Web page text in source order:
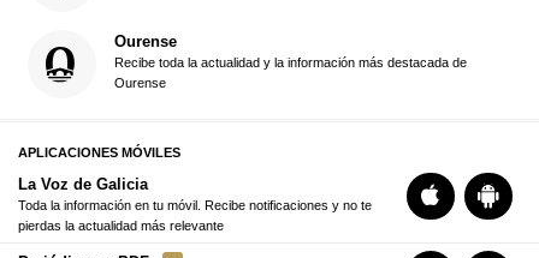
Ourense
Recibe toda la actualidad y la información más destacada de
Ourense
APLICACIONES MÓVILES
La Voz de Galicia
Toda la información en tu móvil. Recibe notificaciones y no te
pierdas la actualidad más relevante